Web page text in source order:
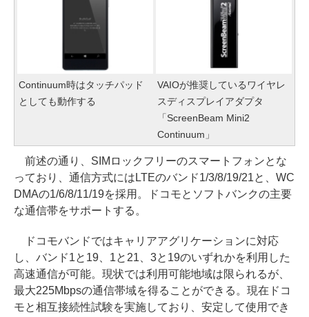
Continuum時はタッチパッド
としても動作する
VAIOが推奨しているワイヤレ
スディスプレイアダプタ
「ScreenBeam Mini2
Continuum」
前述の通り、SIMロックフリーのスマートフォンとな
っており、通信方式にはLTEのバンド1/3/8/19/21と、WC
DMAの1/6/8/11/19を採用。ドコモとソフトバンクの主要
な通信帯をサポートする。
ドコモバンドではキャリアアグリケーションに対応
し、バンド1と19、1と21、3と19のいずれかを利用した
高速通信が可能。現状では利用可能地域は限られるが、
最大225Mbpsの通信帯域を得ることができる。現在ドコ
モと相互接続性試験を実施しており、安定して使用でき